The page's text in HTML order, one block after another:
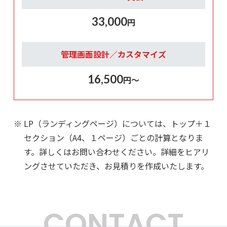
33,000円
管理画面設計／カスタマイズ
16,500円～
LP（ランディングページ）については、トップ＋１
セクション（A4、１ページ）ごとの計算となりま
す。詳しくはお問い合わせください。詳細をヒアリ
ングさせていただき、お見積りを作成いたします。